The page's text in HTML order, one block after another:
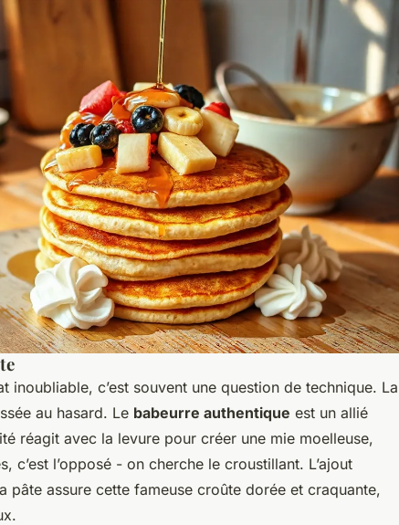
inoubliable, c’est souvent une question de technique. La
au hasard. Le babeurre authentique est un allié
réagit avec la levure pour créer une mie moelleuse,
c’est l’opposé - on cherche le croustillant. L’ajout
pâte assure cette fameuse croûte dorée et craquante,